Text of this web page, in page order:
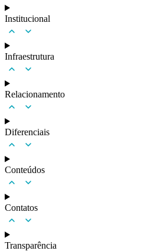
Institucional
Infraestrutura
Relacionamento
Diferenciais
Conteúdos
Contatos
Transparência